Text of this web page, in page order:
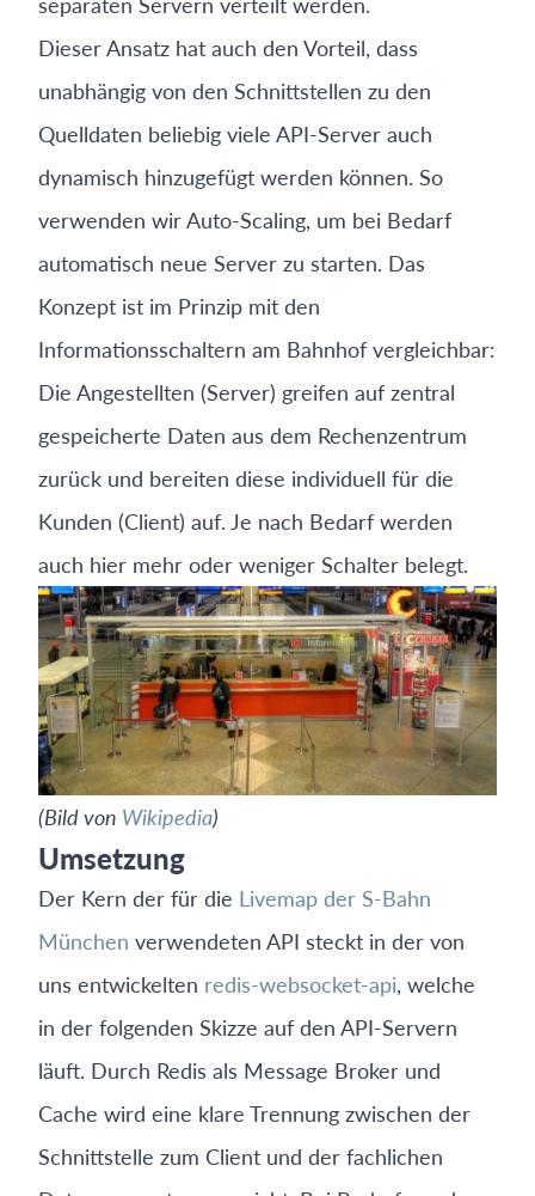
Dieser Ansatz hat auch den Vorteil, dass
unabhängig von den Schnittstellen zu den
Quelldaten beliebig viele API-Server auch
dynamisch hinzugefügt werden können. So
verwenden wir Auto-Scaling, um bei Bedarf
automatisch neue Server zu starten. Das
Konzept ist im Prinzip mit den
Informationsschaltern am Bahnhof vergleichbar:
Die Angestellten (Server) greifen auf zentral
gespeicherte Daten aus dem Rechenzentrum
zurück und bereiten diese individuell für die
Kunden (Client) auf. Je nach Bedarf werden
auch hier mehr oder weniger Schalter belegt.
(Bild von Wikipedia)
Umsetzung
Der Kern der für die Livemap der S-Bahn
München verwendeten API steckt in der von
uns entwickelten redis-websocket-api, welche
in der folgenden Skizze auf den API-Servern
läuft. Durch Redis als Message Broker und
Cache wird eine klare Trennung zwischen der
Schnittstelle zum Client und der fachlichen